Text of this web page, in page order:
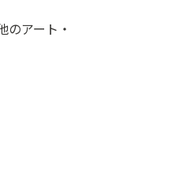
アート・